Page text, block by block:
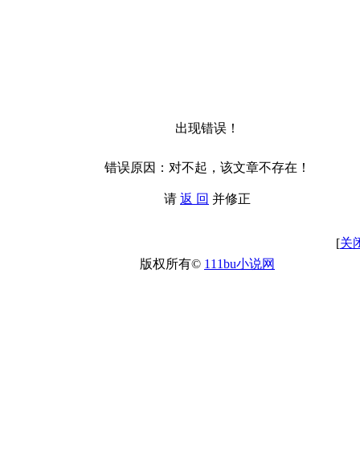
出现错误！
错误原因：对不起，该文章不存在！
请 返 回 并修正
[关
版权所有© 111bu小说网